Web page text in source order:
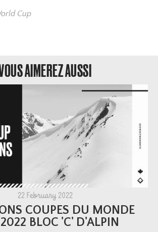
Cup
AIMEREZ AUSSI
22 February 2022
COUPES DU MONDE
BLOC 'C' D'ALPIN